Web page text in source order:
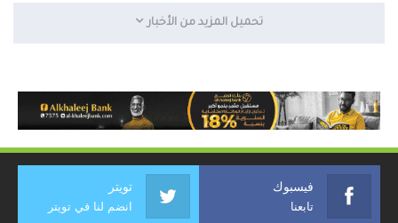
تحميل المزيد من الأخبار
فيسبوك
تابعنا
تويتر
انضم لنا في تويتر